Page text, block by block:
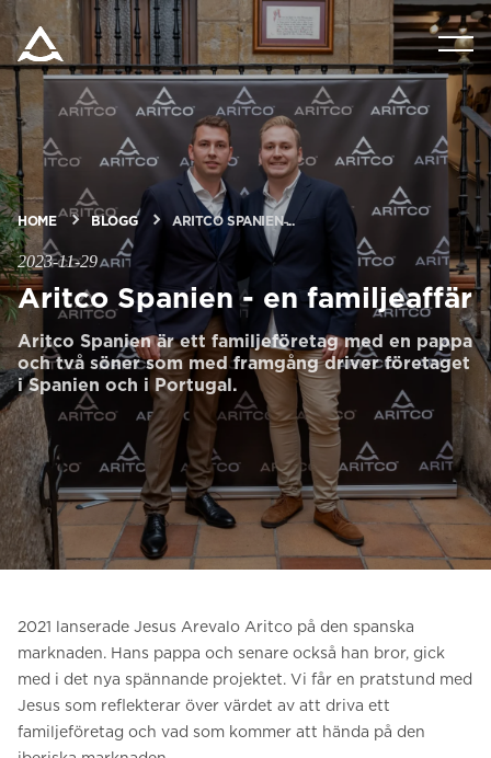
PRODUKTER
VERKTYG & DOKUMENT
BLOGG & NYHETER
OM ARITCO
FÖR PROFESSIONELLA
Beställ ett Digitalt HomeKit
Be om ett offertförslag
Kontakta oss
FAQ
HOME BLOGG ARITCO SPANIEN ̵...
2023-11-29
Aritco Spanien - en familjeaffär
Aritco Spanien är ett familjeföretag med en pappa
och två söner som med framgång driver företaget
i Spanien och i Portugal.
2021 lanserade Jesus Arevalo Aritco på den spanska
marknaden. Hans pappa och senare också han bror, gick
med i det nya spännande projektet. Vi får en pratstund med
Jesus som reflekterar över värdet av att driva ett
familjeföretag och vad som kommer att hända på den